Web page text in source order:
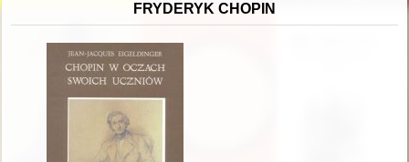
FRYDERYK CHOPIN